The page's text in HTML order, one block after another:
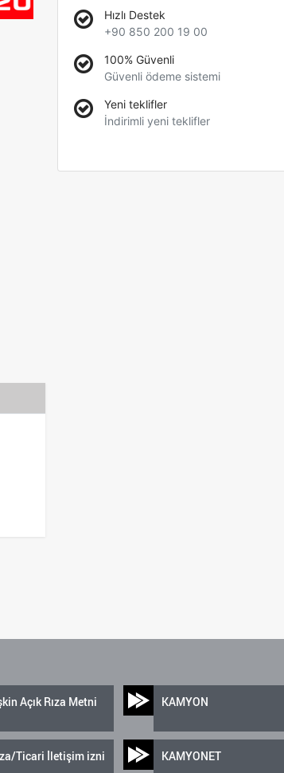
Hızlı Destek
+90 850 200 19 00
100% Güvenli
Güvenli ödeme sistemi
Yeni teklifler
İndirimli yeni teklifler
Açık Rıza Metni
Ticari İletişim izni
KAMYON
KAMYONET